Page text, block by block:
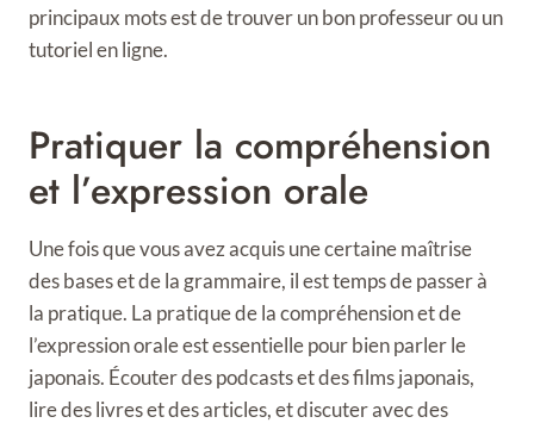
principaux mots est de trouver un bon professeur ou un
tutoriel en ligne.
Pratiquer la compréhension
et l’expression orale
Une fois que vous avez acquis une certaine maîtrise
des bases et de la grammaire, il est temps de passer à
la pratique. La pratique de la compréhension et de
l’expression orale est essentielle pour bien parler le
japonais. Écouter des podcasts et des films japonais,
lire des livres et des articles, et discuter avec des